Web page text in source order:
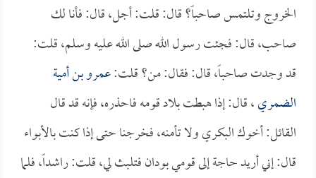
الخروج وتلتمس صاحباً؟ قال: قلت: أجل، قال: فأنا لك
صاحب، قال: فجئت رسول الله صلى الله عليه وسلم، قلت:
قد وجدت صاحباً، قال: فقال: من؟ قلت:عمرو بن أمية
الضمري، قال: إذا هبطت بلاد قومه فاحذره، فإنه قد قال
القائل: أخوك البكري ولا تأمنه، فخرجنا حتى إذا كنت بالأبواء
قال: إني أريد حاجة إلى قومي بودان فتلبث لي، قلت: راشداً، فلما